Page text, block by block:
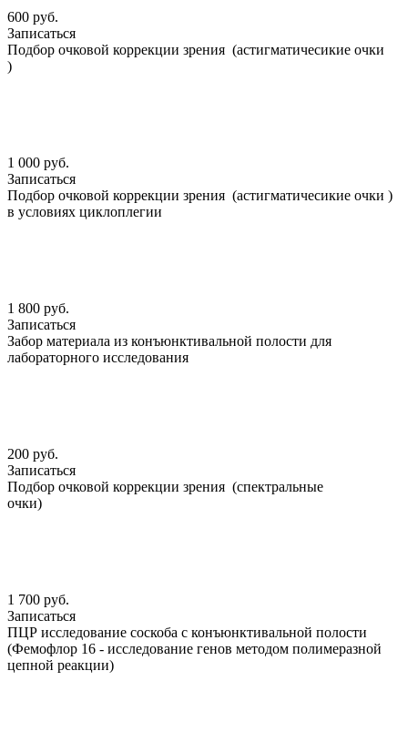
600 руб.
Записаться
Подбор очковой коррекции зрения (астигматичесикие очки
)
1 000 руб.
Записаться
Подбор очковой коррекции зрения (астигматичесикие очки )
в условиях циклоплегии
1 800 руб.
Записаться
Забор материала из конъюнктивальной полости для
лабораторного исследования
200 руб.
Записаться
Подбор очковой коррекции зрения (спектральные
очки)
1 700 руб.
Записаться
ПЦР исследование соскоба с конъюнктивальной полости
(Фемофлор 16 - исследование генов методом полимеразной
цепной реакции)